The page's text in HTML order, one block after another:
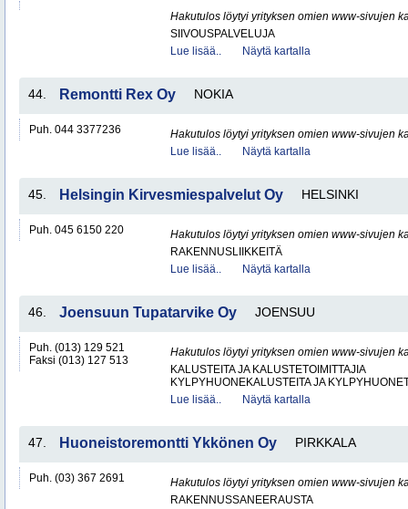
Hakutulos löytyi yrityksen omien www-sivujen
SIIVOUSPALVELUJA
Lue lisää..
Näytä kartalla
44. Remontti Rex Oy NOKIA
Puh. 044 3377236
Hakutulos löytyi yrityksen omien www-sivujen
Lue lisää..
Näytä kartalla
45. Helsingin Kirvesmiespalvelut Oy HELSINKI
Puh. 045 6150 220
Hakutulos löytyi yrityksen omien www-sivujen
RAKENNUSLIIKKEITÄ
Lue lisää..
Näytä kartalla
46. Joensuun Tupatarvike Oy JOENSUU
Puh. (013) 129 521
Faksi (013) 127 513
Hakutulos löytyi yrityksen omien www-sivujen
KALUSTEITA JA KALUSTETOIMITTAJIA
KYLPYHUONEKALUSTEITA JA
Lue lisää..
Näytä kartalla
47. Huoneistoremontti Ykkönen Oy PIRKKALA
Puh. (03) 367 2691
Hakutulos löytyi yrityksen omien www-sivujen
RAKENNUSSANEERAUSTA